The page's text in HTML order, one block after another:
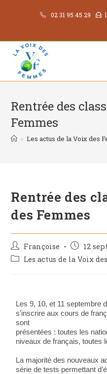
02 31 95 45 29
Rentrée des
Femmes
> Les actus de la Voix des
Rentrée des
des Femmes
Françoise
12
Les actus de la Voix
Les 9, 10, et 11 septembre
s’inscrire aux cours de
sont
présentées : toutes les
niveaux de français, toutes
La majorité des nouveaux
série de tests permettant